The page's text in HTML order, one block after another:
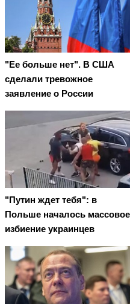
"Ее больше нет". В США
сделали тревожное
заявление о России
"Путин ждет тебя": в
Польше началось массовое
избиение украинцев